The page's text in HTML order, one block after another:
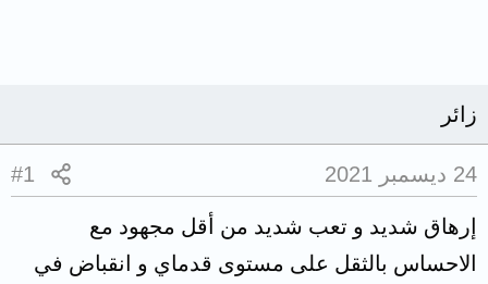
زائر
24 ديسمبر 2021 #1
إرهاق شديد و تعب شديد من أقل مجهود مع
الاحساس بالثقل على مستوى قدماي و انقباض في